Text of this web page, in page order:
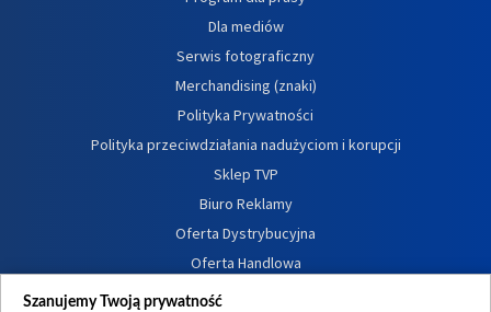
Dla mediów
Serwis fotograficzny
Merchandising (znaki)
Polityka Prywatności
Polityka przeciwdziałania nadużyciom i korupcji
Sklep TVP
Biuro Reklamy
Oferta Dystrybucyjna
Oferta Handlowa
Dostępność
Szanujemy Twoją prywatność